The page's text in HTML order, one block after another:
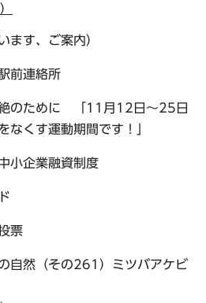
ます、ご案内）
前連絡所
のために 「11月12日～25日
なくす運動期間です！」
小企業融資制度
票
自然（その261）ミツバアケビ